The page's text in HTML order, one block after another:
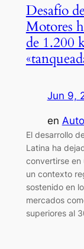
Desafío
Motores
de 1.200
Jun 9,
en
El desarrollo
Latina ha
convertirse en
un contexto
sostenido en
mercados
superiores al